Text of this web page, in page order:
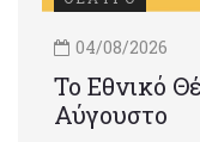
04/08/2026
Το Εθνικό
Αύγουστο